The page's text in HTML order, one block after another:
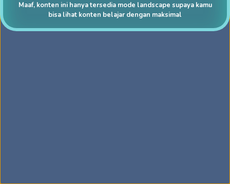
Maaf, konten ini hanya tersedia mode landscape supaya kamu
bisa lihat konten belajar dengan maksimal